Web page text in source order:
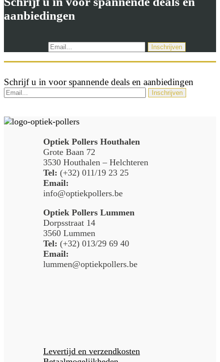
aanbiedingen
Schrijf u in voor spannende deals en aanbiedingen
Optiek Pollers Houthalen
Grote Baan 72
3530 Houthalen – Helchteren
Tel: (+32) 011/19 23 25
Email:
info@optiekpollers.be
Optiek Pollers Lummen
Dorpsstraat 14
3560 Lummen
Tel: (+32) 013/29 69 40
Email:
lummen@optiekpollers.be
Levertijd en verzendkosten